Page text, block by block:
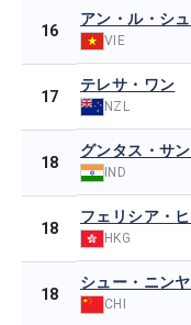
16
アン・ル・シ
VIE
17
テレサ・ワン
NZL
18
グンタス・サ
IND
18
フェリシア・
HKG
18
シュー・ニン
CHI